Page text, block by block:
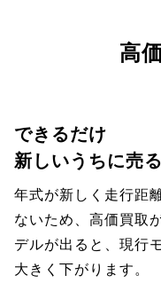
高
できるだけ
新しいうちに売る
年式が新しく走行距
ないため、高価買取
デルが出ると、現行
大きく下がります。